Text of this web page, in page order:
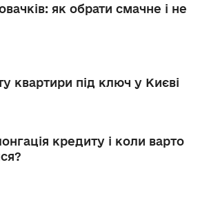
як обрати смачне і не
квартири під ключ у Києві
кредиту і коли варто